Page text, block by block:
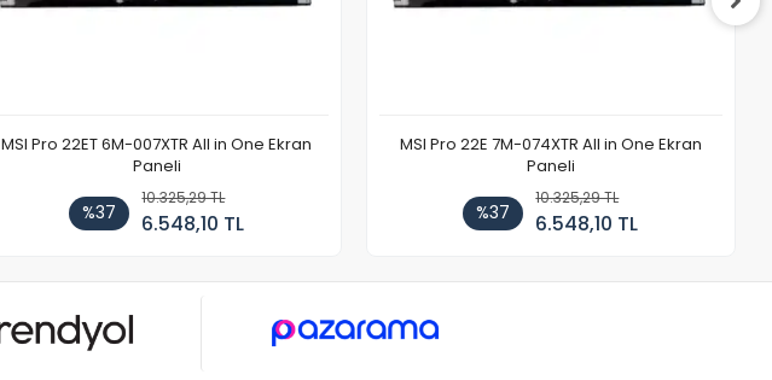
MSI Pro 22ET 6M-007XTR All in One Ekran
Paneli
%37
10.325,29 TL
6.548,10 TL
MSI Pro 22E 7M-074XTR All in One Ekran
Paneli
%37
10.325,29 TL
6.548,10 TL